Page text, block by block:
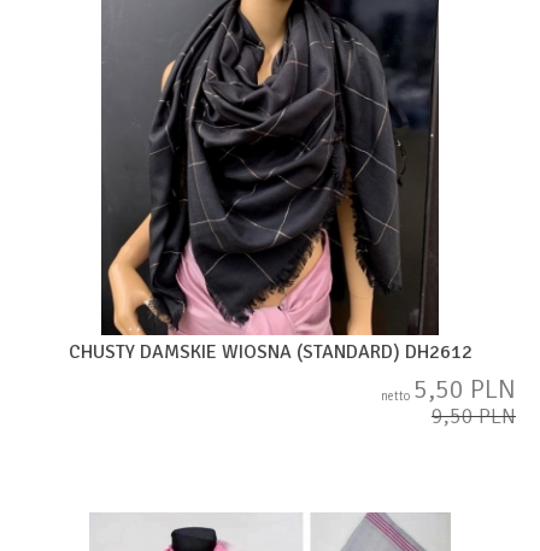
CHUSTY DAMSKIE WIOSNA (STANDARD) DH2612
netto 5,50 PLN
9,50 PLN